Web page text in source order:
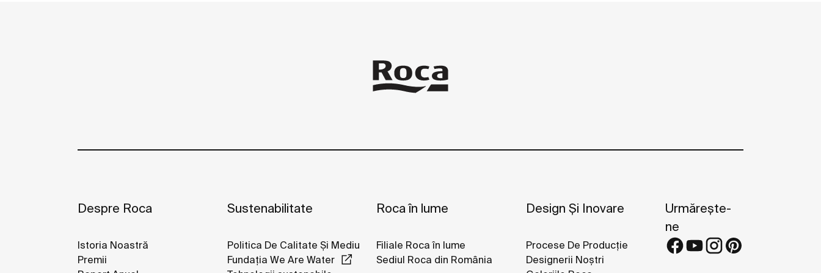
Despre Roca
Istoria Noastră
Premii
Sustenabilitate
Politica De Calitate Și Mediu
Fundația We Are Water
Roca în lume
Filiale Roca în lume
Sediul Roca din România
Design Și Inovare
Procese De Producție
Designerii Noștri
Urmărește-
ne